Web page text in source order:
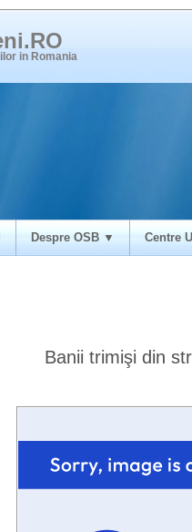
in Romania
Despre OSB ▼ Centre
Banii trimişi din